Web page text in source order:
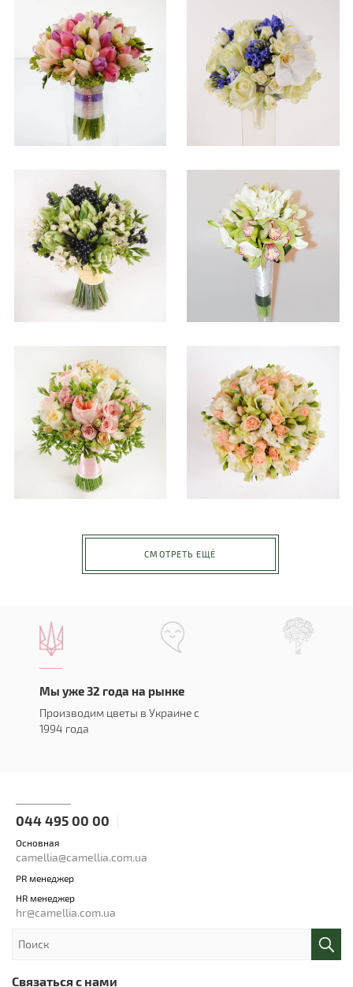
СМОТРЕТЬ ЕЩЁ
Мы уже 32 года на рынке
Производим цветы в Украине с
1994 года
044 495 00 00
Основная
camellia@camellia.com.ua
PR менеджер
HR менеджер
hr@camellia.com.ua
Связаться с нами